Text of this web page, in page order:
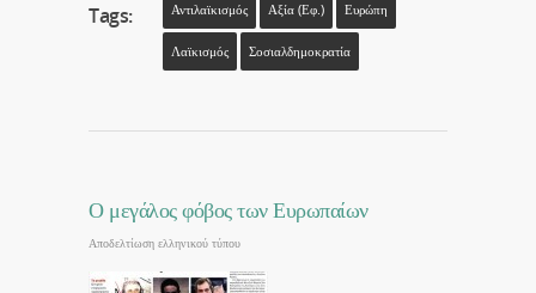
Tags: Αντιλαϊκισμός Αξία (εφ.) Ευρώπη
Λαϊκισμός Σοσιαλδημοκρατία
Ο μεγάλος φόβος των Ευρωπαίων
Αποδελτίωση ελληνικού τύπου